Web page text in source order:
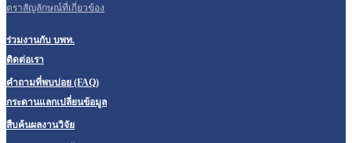
ตราสัญลักษณ์ที่เกี่ยวข้อง
ร่วมงานกับ บพท.
ติดต่อเรา
คำถามที่พบบ่อย (FAQ)
กระดานแลกเปลี่ยนข้อมูล
สืบค้นผลงานวิจัย